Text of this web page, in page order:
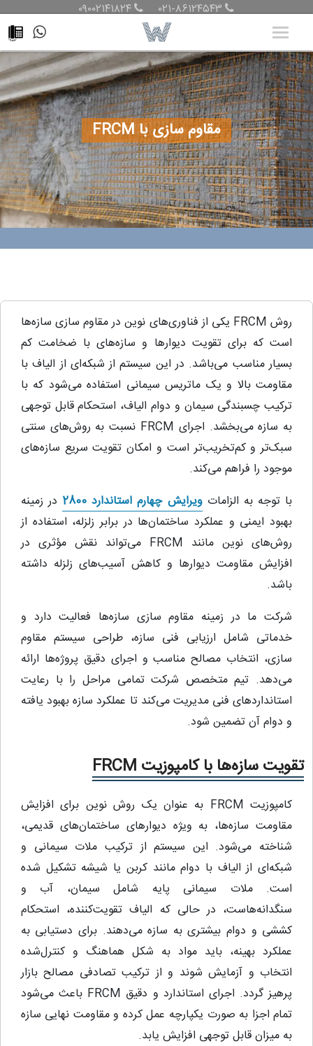
۰۲۱-۸۶۱۲۴۵۴۳ ۰۹۰۰۲۱۴۱۸۲۴
مقاوم سازی با FRCM
روش FRCM یکی از فناوری‌های نوین در مقاوم‌ سازی سازه‌ها
است که برای تقویت دیوارها و سازه‌های با ضخامت کم
بسیار مناسب می‌باشد. در این سیستم از شبکه‌ای از الیاف با
مقاومت بالا و یک ماتریس سیمانی استفاده می‌شود که با
ترکیب چسبندگی سیمان و دوام الیاف، استحکام قابل توجهی
به سازه می‌بخشد. اجرای FRCM نسبت به روش‌های سنتی
سبک‌تر و کم‌تخریب‌تر است و امکان تقویت سریع سازه‌های
موجود را فراهم می‌کند.
با توجه به الزاماتویرایش چهارم استاندارد 2800
در زمینه
بهبود ایمنی و عملکرد ساختمان‌ها در برابر زلزله، استفاده از
روش‌های نوین مانند FRCM می‌تواند نقش مؤثری در
افزایش مقاومت دیوارها و کاهش آسیب‌های زلزله داشته
باشد.
شرکت ما در زمینه مقاوم‌ سازی سازه‌ها فعالیت دارد و
خدماتی شامل ارزیابی فنی سازه، طراحی سیستم مقاوم‌
سازی، انتخاب مصالح مناسب و اجرای دقیق پروژه‌ها ارائه
می‌دهد. تیم متخصص شرکت تمامی مراحل را با رعایت
استانداردهای فنی مدیریت می‌کند تا عملکرد سازه بهبود یافته
و دوام آن تضمین شود.
تقویت سازه‌ها با کامپوزیت FRCM
کامپوزیت FRCM به عنوان یک روش نوین برای افزایش
مقاومت سازه‌ها، به ویژه دیوارهای ساختمان‌های قدیمی،
شناخته می‌شود. این سیستم از ترکیب ملات سیمانی و
شبکه‌ای از الیاف با دوام مانند کربن یا شیشه تشکیل شده
است. ملات سیمانی پایه شامل سیمان، آب و
سنگدانه‌هاست، در حالی که الیاف تقویت‌کننده، استحکام
کششی و دوام بیشتری به سازه می‌دهند. برای دستیابی به
عملکرد بهینه، باید مواد به شکل هماهنگ و کنترل‌شده
انتخاب و آزمایش شوند و از ترکیب تصادفی مصالح بازار
پرهیز گردد. اجرای استاندارد و دقیق FRCM باعث می‌شود
تمام اجزا به صورت یکپارچه عمل کرده و مقاومت نهایی سازه
به میزان قابل توجهی افزایش یابد.